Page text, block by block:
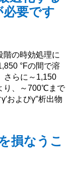
要です
階の時効処理に
°Fの間で溶
さらに～1,150
り、～700℃まで
およびγ″析出物
損なうこ